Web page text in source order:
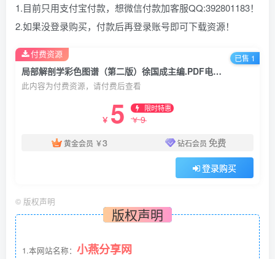
1.目前只用支付宝付款，想微信付款加客服QQ:392801183！
2.如果没登录购买，付款后再登录账号即可下载资源！
局部解剖学彩色图谱（第二版）徐国成主编.PDF电子书下载 高清彩图
此内容为付费资源，请付费后查看
￥ 5 限时特惠
￥9
黄金会员 ￥3 钻石会员 免费
登录购买
付费资源 已售 1
© 版权声明
版权声明
1.本网站名称： 小燕分享网